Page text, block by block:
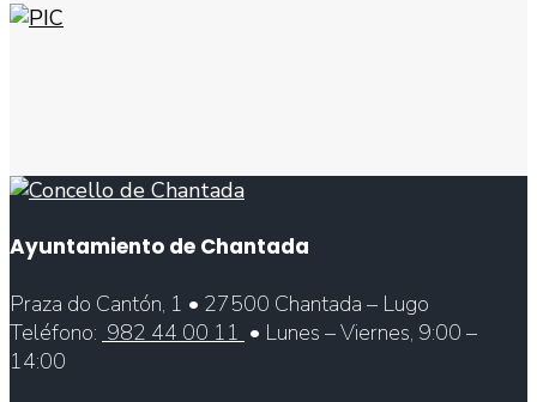
Ayuntamiento de Chantada
Praza do Cantón, 1 • 27500 Chantada – Lugo
Teléfono: 982 44 00 11 • Lunes – Viernes, 9:00 –
14:00